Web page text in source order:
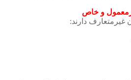
غیرمتعارف دارند: